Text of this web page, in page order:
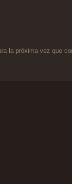
la próxima vez que